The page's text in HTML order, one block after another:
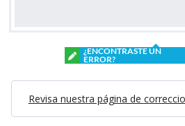
¿ENCONTRASTE UN
ERROR?
Revisa nuestra página de